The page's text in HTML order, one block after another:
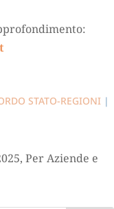
STATO-REGIONI |
, Per Aziende e